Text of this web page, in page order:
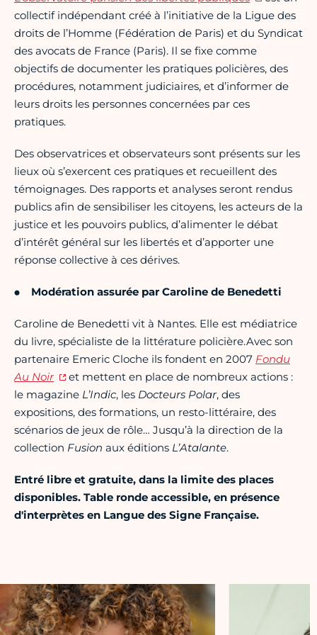
collectif indépendant créé à l’initiative de la Ligue des
droits de l’Homme (Fédération de Paris) et du Syndicat
des avocats de France (Paris). Il se fixe comme
objectifs de documenter les pratiques policières, des
procédures, notamment judiciaires, et d’informer de
leurs droits les personnes concernées par ces
pratiques.
Des observatrices et observateurs sont présents sur les
lieux où s’exercent ces pratiques et recueillent des
témoignages. Des rapports et analyses seront rendus
publics afin de sensibiliser les citoyens, les acteurs de la
justice et les pouvoirs publics, d’alimenter le débat
d’intérêt général sur les libertés et d’apporter une
réponse collective à ces dérives.
Modération assurée parCaroline de Benedetti
Caroline de Benedetti vit à Nantes. Elle est médiatrice
du livre, spécialiste de la littérature policière.Avec son
partenaire Emeric Cloche ils fondent en 2007 Fondu
Au Noir
et mettent en place de nombreux actions :
le magazine L’Indic, les Docteurs Polar, des
expositions, des formations, un resto-littéraire, des
scénarios de jeux de rôle… Jusqu’à la direction de la
collection Fusion aux éditions L’Atalante.
Entré libre et gratuite, dans la limite des places
disponibles. Table ronde accessible, en présence
d'interprètes en Langue des Signe Française.